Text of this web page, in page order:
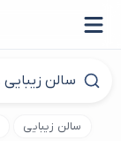
سالن زیبایی